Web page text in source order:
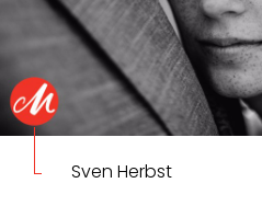
Sven Herbst